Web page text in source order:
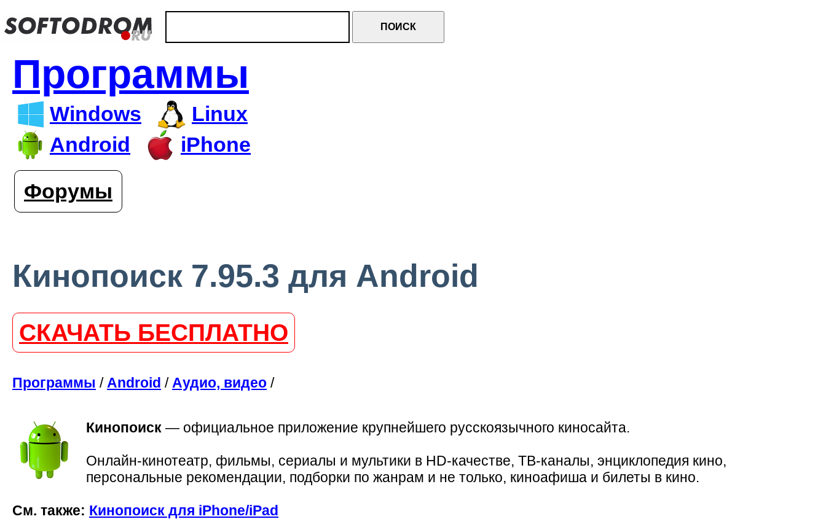
Программы
Windows
Linux
Android
iPhone
Форумы
Кинопоиск 7.95.3 для Android
СКАЧАТЬ БЕСПЛАТНО
Программы / Android / Аудио, видео /
Кинопоиск — официальное приложение крупнейшего русскоязычного киносайта.
Онлайн-кинотеатр, фильмы, сериалы и мультики в HD-качестве, ТВ-каналы, энциклопедия кино,
персональные рекомендации, подборки по жанрам и не только, киноафиша и билеты в кино.
См. также: Кинопоиск для iPhone/iPad